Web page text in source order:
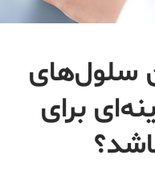
سلول‌های
برای